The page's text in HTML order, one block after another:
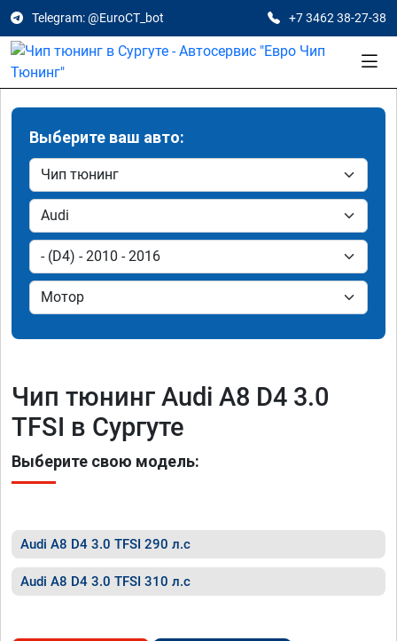
Telegram: @EuroCT_bot +7 3462 38-27-38
Выберите ваш авто:
Чип тюнинг Audi A8 D4 3.0
TFSI в Сургуте
Выберите свою модель:
Audi A8 D4 3.0 TFSI 290 л.с
Audi A8 D4 3.0 TFSI 310 л.с